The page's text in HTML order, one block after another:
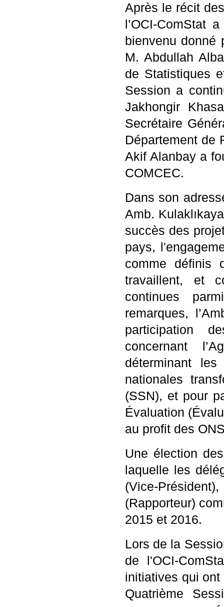
Après le récit
l’OCI-ComStat
bienvenu donné
M. Abdullah
de Statistiques
Session a
Jakhongir
Secrétaire
Département de
Akif Alanbay a
COMCEC.
Dans son
Amb.
succès des
pays,
comme définis
travaillent, et
continues
remarques,
participation
concernant
déterminant
nationales
(SSN), et pour
Évaluation
au profit des
Une élection
laquelle les
(Vice-
(Rapporteur)
2015 et 2016.
Lors de la
de l'OCI-
initiatives qui
Quatrième